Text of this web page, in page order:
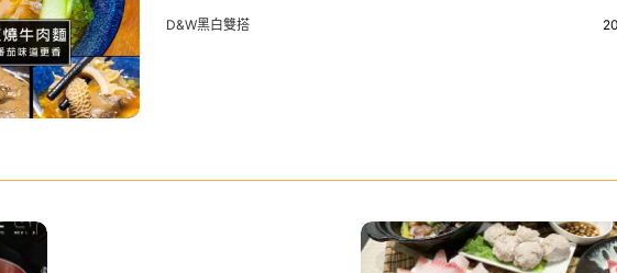
D&W黑白雙搭